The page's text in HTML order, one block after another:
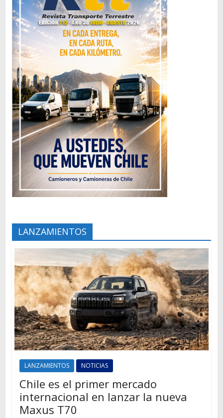
LANZAMIENTOS
LANZAMIENTOS NOTICIAS
Chile es el primer mercado
internacional en lanzar la nueva
Maxus T70